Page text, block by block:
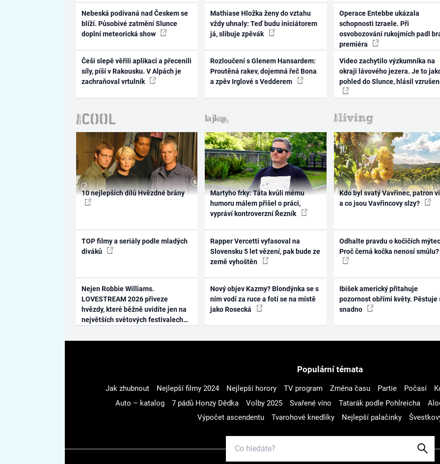
Nebeská podívaná nad Českem se
blíží. Působivé zatmění Slunce
doplní meteorická show
Češi slepě věřili aplikaci a přecenili
síly, píší v Rakousku. V Alpách je
zachraňoval vrtulník
Mathiase Hložka ženy do vztahu
vždy uhnaly: Teď budu iniciátorem
já, slibuje zpěvák
Rozloučení s Glenem Hansardem:
Proutěná rakev, dojemná řeč Bona
a zpěv Irglové s Vedderem
Operace Entebbe ukázala
schopnosti Izraele. Při
osvobozování rukojmích padl
premiéra
Video zachytilo výzkumníka na
okraji lávového jezera. Je to
pohled do Slunce, hlásil
10 nejlepších dílů Hvězdné brány
TOP filmy a seriály podle mladých
diváků
Nejen Robbie Williams.
LOVESTREAM 2026 přiveze
hvězdy, které běžně uvidíte jen na
největších světových festivalech
Martyho frky: Táta kvůli mému
humoru málem přišel o práci,
vypráví kontroverzní Řezník
Rapper Vercetti vyfasoval na
Slovensku 5 let vězení, pak bude ze
země vyhoštěn
Nový objev Kazmy? Blondýnka se s
ním vodí za ruce a fotí se na místě
jako Rosecká
Kdo byl svatý Vavřinec, patron
a co jsou Vavřincovy slzy?
Odhalte pravdu o kočičích
Proč černá kočka nenosí smůlu?
Ibišek americký přitahuje
pozornost obřími květy. Pěstuje
snadno
Populární témata
Jak zhubnout Nejlepší filmy 2024 Nejlepší horory TV program Změna času Partie Počasí
Auto – katalog
7 pádů Honzy Dědka Volby 2025 Svařené víno Tatarák podle Pohlreicha
Výpočet ascendentu
Tvarohové knedlíky Nejlepší palačinky